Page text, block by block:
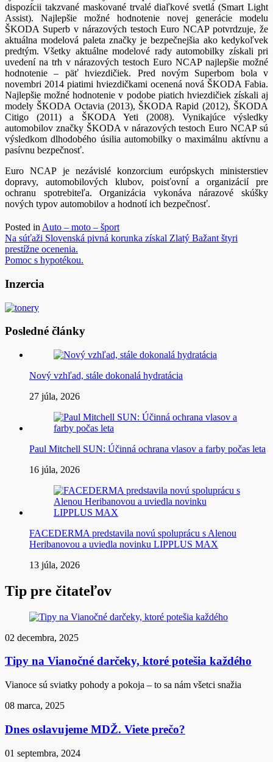
dispozícii takzvané maskované trvalé diaľkové svetlá (Smart Light
Assist). Najlepšie možné hodnotenie novej generácie modelu
ŠKODA Superb v nárazových testoch Euro NCAP potvrdzuje, že
aktuálna modelová paleta značky je bezpečnejšia ako kedykoľvek
predtým. Všetky aktuálne modelové rady automobilky získali pri
uvedení na trh v nárazových testoch Euro NCAP najlepšie možné
hodnotenie – päť hviezdičiek. Pred novým Superbom bola v
novembri 2014 piatimi hviezdičkami ocenená nová ŠKODA Fabia.
Najlepšie možné hodnotenie v podobe piatich hviezdičiek získali aj
modely ŠKODA Octavia (2013), ŠKODA Rapid (2012), ŠKODA
Citigo (2011) a ŠKODA Yeti (2008). Vynikajúce výsledky
automobilov značky ŠKODA v nárazových testoch Euro NCAP sú
výsledkom dlhodobého úsilia automobilky o maximálnu aktívnu a
pasívnu bezpečnosť.
Euro NCAP je nezávislé konzorcium európskych ministerstiev
dopravy, automobilových klubov, poisťovní a organizácií pre
ochranu spotrebiteľa. Organizácia vykonáva nárazové skúšky
nových typov automobilov a hodnotí ich bezpečnosť.
Posted in Auto – moto – šport
Navigácia
v
Na súťaži Slovenská pivná korunka získal Zlatý Bažant štyri
prestížne ocenenia.
Pomoc s hypotékou.
Inzercia
Posledné články
Nový vzhľad, stále dokonalá hydratácia
27 júla, 2026
Paul Mitchell SUN: Účinná ochrana vlasov a farby počas leta
16 júla, 2026
FACEDERMA predstavila novú spoluprácu s Alenou
Heribanovou a uviedla novinku LIPPLUS MAX
13 júla, 2026
Tip pre čitateľov
02 decembra, 2025
Tipy na Vianočné darčeky, ktoré potešia každého
Vianoce sú sviatky pohody a pokoja – to sa nám všetci snažia
08 marca, 2025
Dnes oslavujeme MDŽ. Viete prečo?
01 septembra, 2024